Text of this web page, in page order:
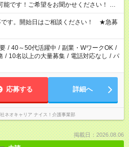
です！ご希望をお聞かせください！ ※
務が必要です
です。開始日はご相談ください！ ★急募
/ 40～50代活躍中 / 副業・WワークOK /
/ 10名以上の大量募集 / 電話対応なし / パ
応募する 詳細へ
ネオキャリア ナイス！介護事業部
掲載日：2026.08.06